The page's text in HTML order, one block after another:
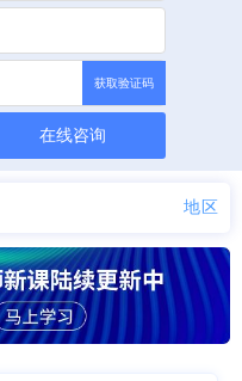
获取验证码
在线咨询
地区